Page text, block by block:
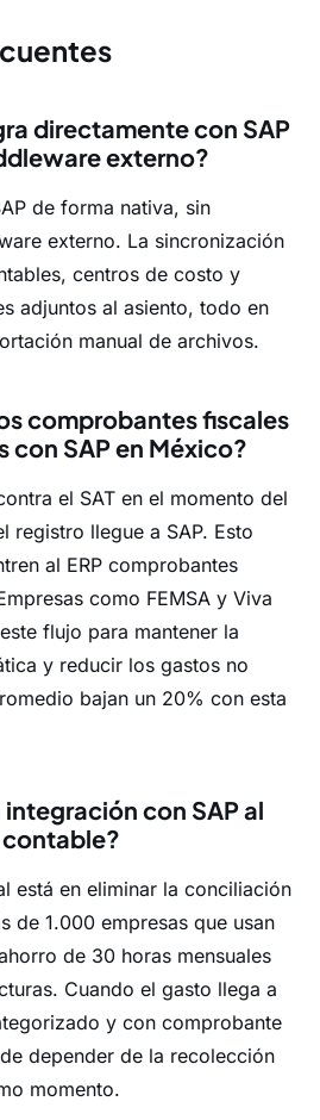
directamente con SAP
externo?
de forma nativa, sin
externo. La sincronización
centros de costo y
adjuntos al asiento, todo en
manual de archivos.
comprobantes fiscales
con SAP en México?
el SAT en el momento del
registro llegue a SAP. Esto
al ERP comprobantes
como FEMSA y Viva
flujo para mantener la
y reducir los gastos no
bajan un 20% con esta
con SAP al
está en eliminar la conciliación
de 1.000 empresas que usan
de 30 horas mensuales
Cuando el gasto llega a
y con comprobante
depender de la recolección
momento.